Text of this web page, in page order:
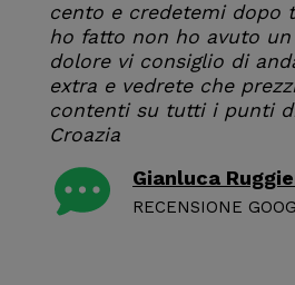
cento e credetemi dopo
ho fatto non ho avuto
dolore vi consiglio di
extra e vedrete che
contenti su tutti i punti
Croazia
Gianluca
RECENSIONE